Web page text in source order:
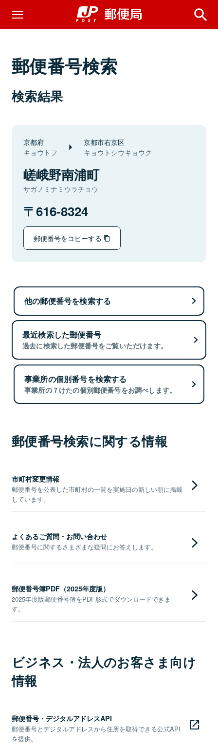
郵便番号検索
検索結果
京都府
キョウトフ
京都市右京区
キョウトシウキョウク
嵯峨野南浦町
サガノミナミウラチョウ
616-8324
郵便番号をコピーする
他の郵便番号を検索する
最近検索した郵便番号
過去に検索した郵便番号をご覧いただけます。
事業所の個別番号を検索する
事業所の７けたの個別郵便番号をお調べします。
郵便番号検索に関する情報
市町村変更情報
郵便番号を公表した市町村の一覧を実施日の新しい順に掲載
しています。
よくあるご質問・お問い合わせ
郵便番号に関するさまざまな疑問にお答えします。
郵便番号簿PDF（2025年度版）
2025年度版郵便番号簿をPDF形式でダウンロードできま
す。
ビジネス・法人のお客さま向け
情報
郵便番号・デジタルアドレスAPI
郵便番号とデジタルアドレスから住所を取得できる公式API
を提供。